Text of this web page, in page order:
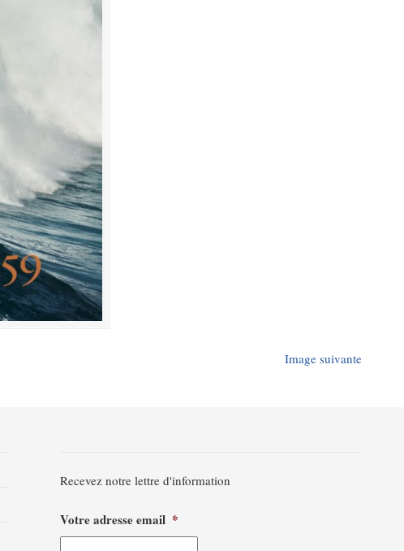
Image suivante
Recevez notre lettre d'information
Votre adresse email *